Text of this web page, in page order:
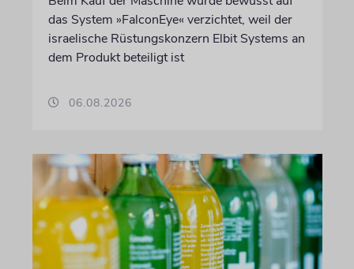
das System »FalconEye« verzichtet, weil der
israelische Rüstungskonzern Elbit Systems an
dem Produkt beteiligt ist
06.08.2026